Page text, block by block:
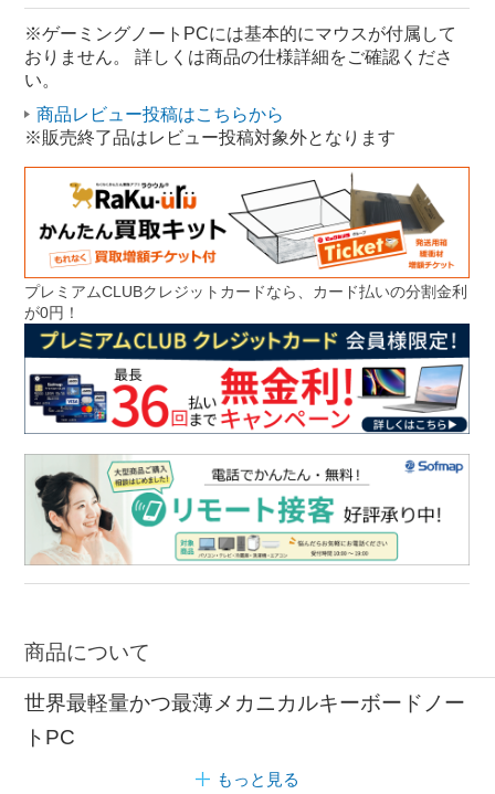
ゲーミング 15.6型 GIGABYTE ゲーミング
※ゲーミングノートPCには基本的にマウスが付属して
おりません。 詳しくは商品の仕様詳細をご確認くださ
い。
商品レビュー投稿はこちらから
※販売終了品はレビュー投稿対象外となります
プレミアムCLUBクレジットカードなら、カード払いの分割金利
が0円！
商品について
世界最軽量かつ最薄メカニカルキーボードノー
トPC
もっと見る